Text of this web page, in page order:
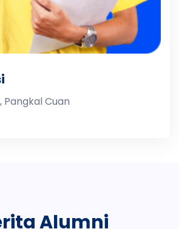
Pangkal Cuan
Alumni